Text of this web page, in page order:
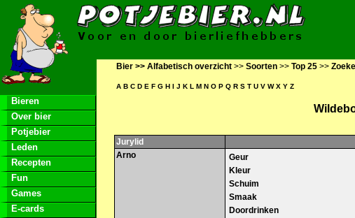
Bieren
Over bier
Potjebier
Leden
Recepten
Fun
Games
E-cards
Bier >> Alfabetisch overzicht >> Soorten >> Top 25 >>
A B C D E F G H I J K L M N O P Q R S T U V W X Y Z
Jurylid
Arno
Geur
Kleur
Schuim
Smaak
Doordrinken